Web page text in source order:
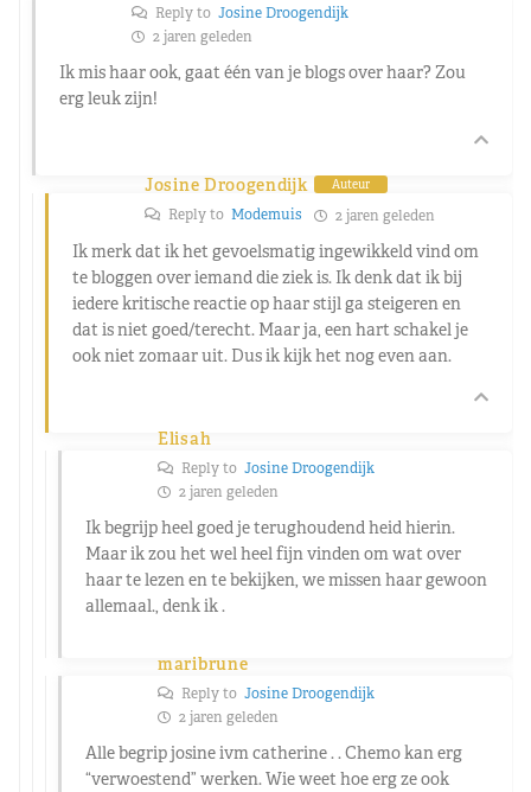
Reply to Josine Droogendijk
2 jaren geleden
Ik mis haar ook, gaat één van je blogs over haar? Zou
erg leuk zijn!
Josine Droogendijk Auteur
Reply to Modemuis 2 jaren geleden
Ik merk dat ik het gevoelsmatig ingewikkeld vind om
te bloggen over iemand die ziek is. Ik denk dat ik bij
iedere kritische reactie op haar stijl ga steigeren en
dat is niet goed/terecht. Maar ja, een hart schakel je
ook niet zomaar uit. Dus ik kijk het nog even aan.
Elisah
Reply to Josine Droogendijk
2 jaren geleden
Ik begrijp heel goed je terughoudend heid hierin.
Maar ik zou het wel heel fijn vinden om wat over
haar te lezen en te bekijken, we missen haar gewoon
allemaal., denk ik .
maribrune
Reply to Josine Droogendijk
2 jaren geleden
Alle begrip josine ivm catherine . . Chemo kan erg
“verwoestend” werken. Wie weet hoe erg ze ook